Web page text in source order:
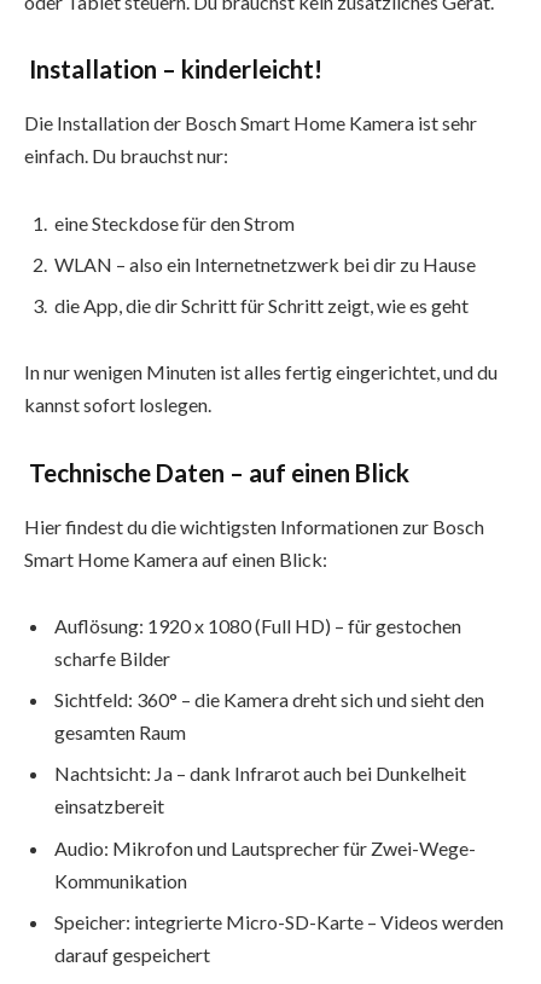
Installation – kinderleicht!
Die Installation der Bosch Smart Home Kamera ist sehr
einfach. Du brauchst nur:
eine Steckdose für den Strom
WLAN – also ein Internetnetzwerk bei dir zu Hause
die App, die dir Schritt für Schritt zeigt, wie es geht
In nur wenigen Minuten ist alles fertig eingerichtet, und du
kannst sofort loslegen.
Technische Daten – auf einen Blick
Hier findest du die wichtigsten Informationen zur Bosch
Smart Home Kamera auf einen Blick:
Auflösung: 1920 x 1080 (Full HD) – für gestochen
scharfe Bilder
Sichtfeld: 360° – die Kamera dreht sich und sieht den
gesamten Raum
Nachtsicht: Ja – dank Infrarot auch bei Dunkelheit
einsatzbereit
Audio: Mikrofon und Lautsprecher für Zwei-Wege-
Kommunikation
Speicher: integrierte Micro-SD-Karte – Videos werden
darauf gespeichert